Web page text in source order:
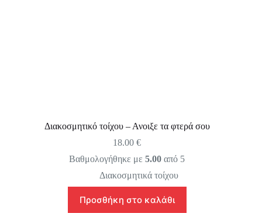
Διακοσμητικό τοίχου – Ανοιξε τα φτερά σου
18.00€
Βαθμολογήθηκε με5.00 από 5
Διακοσμητικά τοίχου
Προσθήκη στο καλάθι